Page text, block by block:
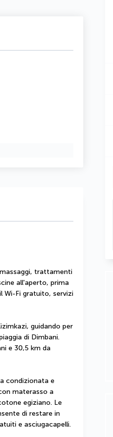
trattamenti
all'aperto, prima
Wi-Fi gratuito, servizi
guidando per
di Dimbani.
e 30,5 km da
condizionata e
materasso a
egiziano. Le
di restare in
e asciugacapelli.